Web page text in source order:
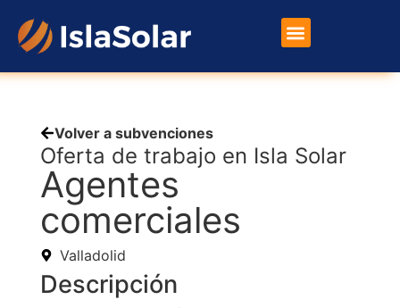
Volver a subvenciones
Oferta de trabajo en Isla Solar
Agentes
comerciales
Valladolid
Descripción